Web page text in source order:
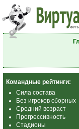
Командные рейтинги:
Сила состава
Без игроков сборных
Средний возраст
Прогрессивность
Стадионы